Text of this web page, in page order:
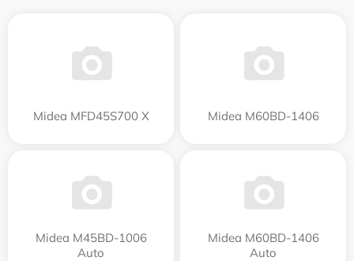
Midea MFD45S700 X Midea M60BD-1406
Midea M45BD-1006
Auto
Midea M60BD-1406
Auto